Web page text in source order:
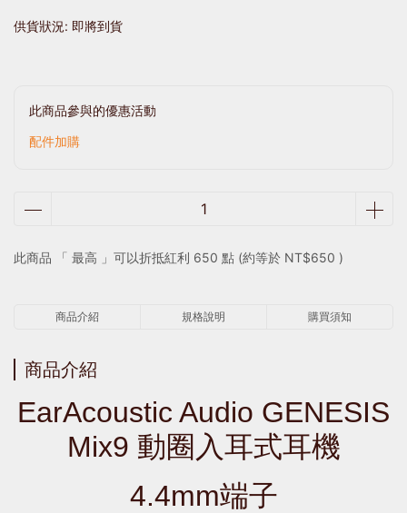
供貨狀況: 即將到貨
此商品參與的優惠活動
配件加購
此商品 「 最高 」可以折抵紅利 650 點 (約等於 NT$650 )
商品介紹 規格說明 購買須知
商品介紹
EarAcoustic Audio GENESIS
Mix9 動圈入耳式耳機
4.4mm端子